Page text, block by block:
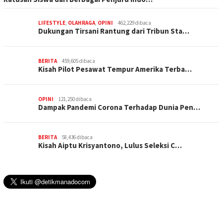
LIFESTYLE OLAHRAGA OPINI 462,229 dibaca
Dukungan Tirsani Rantung dari Tribun Sta…
BERITA 459,605 dibaca
Kisah Pilot Pesawat Tempur Amerika Terba…
OPINI 121,250 dibaca
Dampak Pandemi Corona Terhadap Dunia Pen…
BERITA 58,436 dibaca
Kisah Aiptu Krisyantono, Lulus Seleksi C…